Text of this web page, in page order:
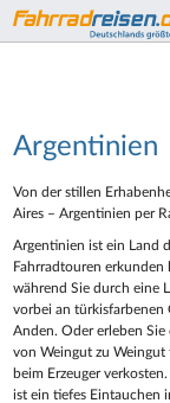
Argentinien
Von der stillen
Aires – Argentinien per
Argentinien ist ein Land
Fahrradtouren erkunden
während Sie durch eine
vorbei an türkisfarbenen
Anden. Oder erleben
von Weingut zu Weingut
beim Erzeuger
ist ein tiefes Eintauchen